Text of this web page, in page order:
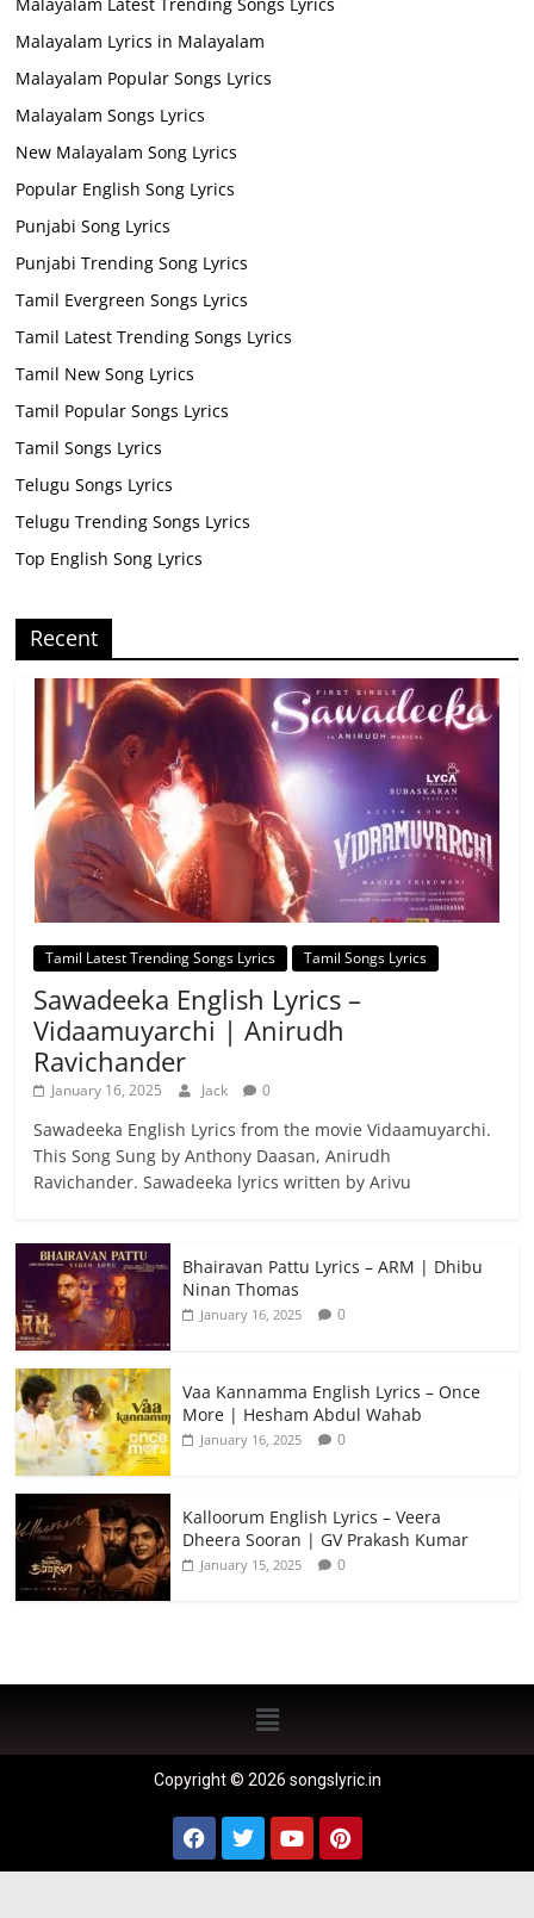
Malayalam Lyrics in Malayalam
Malayalam Popular Songs Lyrics
Malayalam Songs Lyrics
New Malayalam Song Lyrics
Popular English Song Lyrics
Punjabi Song Lyrics
Punjabi Trending Song Lyrics
Tamil Evergreen Songs Lyrics
Tamil Latest Trending Songs Lyrics
Tamil New Song Lyrics
Tamil Popular Songs Lyrics
Tamil Songs Lyrics
Telugu Songs Lyrics
Telugu Trending Songs Lyrics
Top English Song Lyrics
Recent
Tamil Latest Trending Songs Lyrics Tamil Songs Lyrics
Sawadeeka English Lyrics –
Vidaamuyarchi | Anirudh
Ravichander
January 16, 2025 Jack 0
Sawadeeka English Lyrics from the movie Vidaamuyarchi.
This Song Sung by Anthony Daasan, Anirudh
Ravichander. Sawadeeka lyrics written by Arivu
Bhairavan Pattu Lyrics – ARM | Dhibu
Ninan Thomas
January 16, 2025 0
Vaa Kannamma English Lyrics – Once
More | Hesham Abdul Wahab
January 16, 2025 0
Kalloorum English Lyrics – Veera
Dheera Sooran | GV Prakash Kumar
January 15, 2025 0
Copyright © 2026 songslyric.in